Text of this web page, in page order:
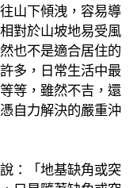
山下傾洩，容易導
相對於山坡地易受風
也不是適合居住的
多，日常生活中最
等，雖然不吉，還
自力解決的嚴重沖
：「地基缺角或突